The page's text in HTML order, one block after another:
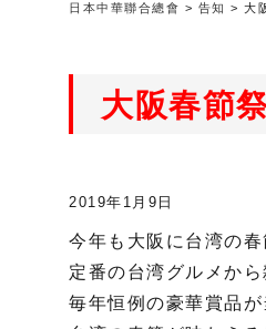
日本中華聯合總會 > 告知 > 大
大阪春節
2019年1月9日
今年も大阪に台湾の春
定番の台湾グルメか
毎年恒例の豪華賞品